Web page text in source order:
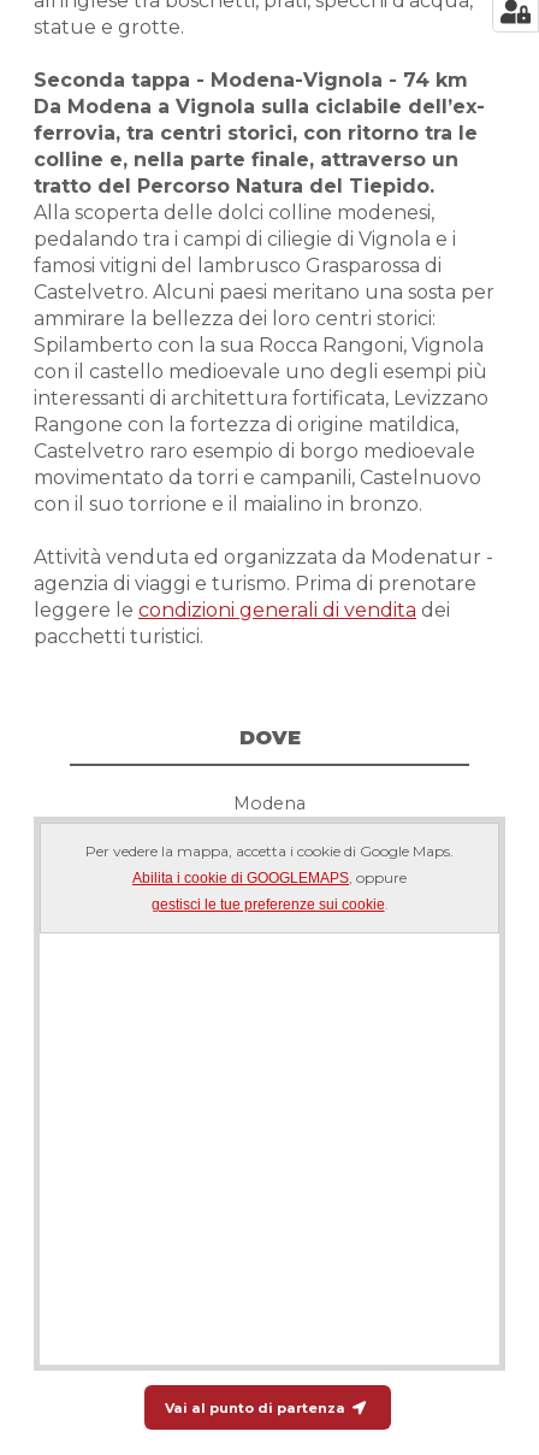
statue e grotte.
Seconda tappa - Modena-Vignola - 74 km
Da Modena a Vignola sulla ciclabile dell’ex-
ferrovia, tra centri storici, con ritorno tra le
colline e, nella parte finale, attraverso un
tratto del Percorso Natura del Tiepido.
Alla scoperta delle dolci colline modenesi,
pedalando tra i campi di ciliegie di Vignola e i
famosi vitigni del lambrusco Grasparossa di
Castelvetro. Alcuni paesi meritano una sosta per
ammirare la bellezza dei loro centri storici:
Spilamberto con la sua Rocca Rangoni, Vignola
con il castello medioevale uno degli esempi più
interessanti di architettura fortificata, Levizzano
Rangone con la fortezza di origine matildica,
Castelvetro raro esempio di borgo medioevale
movimentato da torri e campanili, Castelnuovo
con il suo torrione e il maialino in bronzo.
Attività venduta ed organizzata da Modenatur -
agenzia di viaggi e turismo. Prima di prenotare
leggere le condizioni generali di vendita dei
pacchetti turistici.
DOVE
Modena
Per vedere la mappa, accetta i cookie di Google Maps.
Abilita i cookie di GOOGLEMAPS, oppure
gestisci le tue preferenze sui cookie.
Vai al punto di partenza